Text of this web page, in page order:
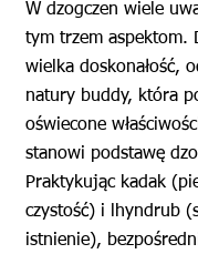
W dzogczen wiele
tym trzem aspektom.
wielka doskonałość,
natury buddy, która
oświecone
stanowi podstawę
Praktykując kadak
czystość) i lhyndrub
istnienie),